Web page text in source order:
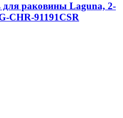
для раковины Laguna, 2-
CHR-91191CSR